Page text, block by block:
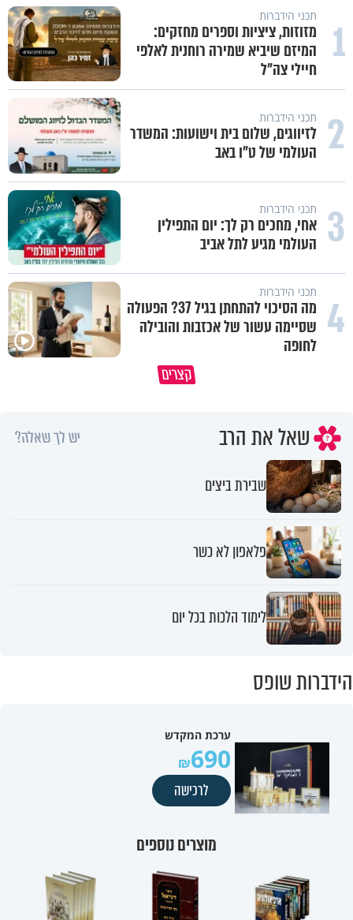
1 תכני הידברות
מזוזות, ציציות וספרים מחזקים:
המיזם שיביא שמירה רוחנית לאלפי
חיילי צה"ל
2 תכני הידברות
לזיווגים, שלום בית וישועות: המשדר
העולמי של ט"ו באב
3 תכני הידברות
אחי, מחכים רק לך: יום התפילין
העולמי מגיע לתל אביב
4 תכני הידברות
מה הסיכוי להתחתן בגיל 37? הפעולה
שסיימה עשור של אכזבות והובילה
לחופה
קצרים
כך תשמרו על עצמכם ועל בני
שאל את הרב יש לך שאלה?
שבירת ביצים
פלאפון לא כשר
לימוד הלכות בכל יום
הידברות שופס
ערכת המקדש
690
לרכישה
מוצרים נוספים